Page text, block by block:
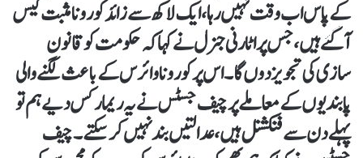
کے پاس اب وقت نہیں رہا، ایک لاکھ سے زائد کورونا مثبت کیس
آگئے ہیں، جس پر اٹارنی جنرل نے کہا کہ حکومت کو قانون
سازی کی تجویز دوں گا۔اس پر کورونا وائرس کے باعث لگنے والی
پابندیوں کے معاملے پر چیف جسٹس نے یہ ریمارکس دیے ہم تو
پہلے دن سے فنکشنل ہیں، عدالتیں بند نہیں کرسکتے۔چیف